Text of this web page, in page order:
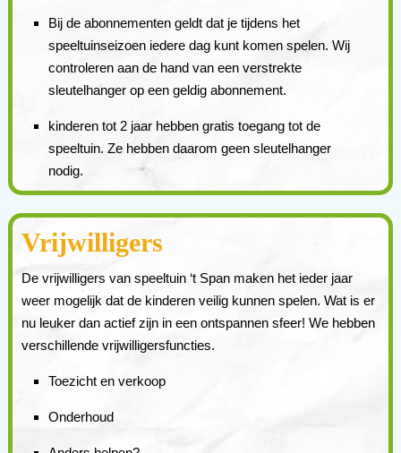
Bij de abonnementen geldt dat je tijdens het
speeltuinseizoen iedere dag kunt komen spelen. Wij
controleren aan de hand van een verstrekte
sleutelhanger op een geldig abonnement.
kinderen tot 2 jaar hebben gratis toegang tot de
speeltuin. Ze hebben daarom geen sleutelhanger
nodig.
Vrijwilligers
De vrijwilligers van speeltuin ‘t Span maken het ieder jaar
weer mogelijk dat de kinderen veilig kunnen spelen. Wat is er
nu leuker dan actief zijn in een ontspannen sfeer! We hebben
verschillende vrijwilligersfuncties.
Toezicht en verkoop
Onderhoud